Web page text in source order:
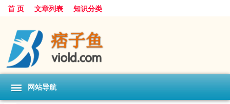
首 页 文章列表 知识分类
网站导航